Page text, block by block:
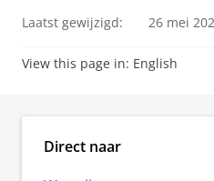
Laatst gewijzigd: 26 mei
View this page in: English
Direct naar